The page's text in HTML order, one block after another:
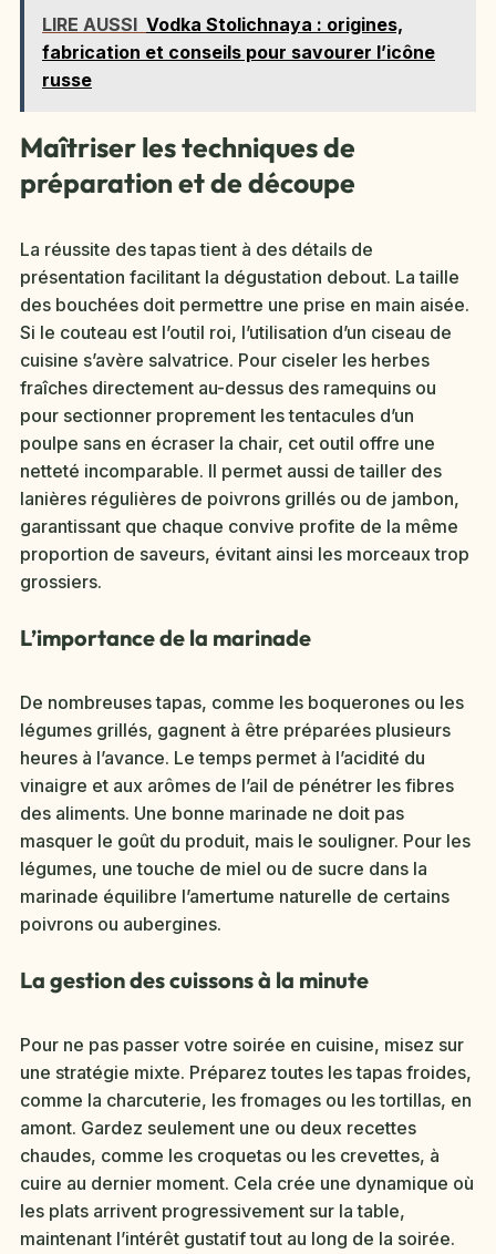
LIRE AUSSI Vodka Stolichnaya : origines,
fabrication et conseils pour savourer l’icône
russe
Maîtriser les techniques de
préparation et de découpe
La réussite des tapas tient à des détails de
présentation facilitant la dégustation debout. La taille
des bouchées doit permettre une prise en main aisée.
Si le couteau est l’outil roi, l’utilisation d’un ciseau de
cuisine s’avère salvatrice. Pour ciseler les herbes
fraîches directement au-dessus des ramequins ou
pour sectionner proprement les tentacules d’un
poulpe sans en écraser la chair, cet outil offre une
netteté incomparable. Il permet aussi de tailler des
lanières régulières de poivrons grillés ou de jambon,
garantissant que chaque convive profite de la même
proportion de saveurs, évitant ainsi les morceaux trop
grossiers.
L’importance de la marinade
De nombreuses tapas, comme les boquerones ou les
légumes grillés, gagnent à être préparées plusieurs
heures à l’avance. Le temps permet à l’acidité du
vinaigre et aux arômes de l’ail de pénétrer les fibres
des aliments. Une bonne marinade ne doit pas
masquer le goût du produit, mais le souligner. Pour les
légumes, une touche de miel ou de sucre dans la
marinade équilibre l’amertume naturelle de certains
poivrons ou aubergines.
La gestion des cuissons à la minute
Pour ne pas passer votre soirée en cuisine, misez sur
une stratégie mixte. Préparez toutes les tapas froides,
comme la charcuterie, les fromages ou les tortillas, en
amont. Gardez seulement une ou deux recettes
chaudes, comme les croquetas ou les crevettes, à
cuire au dernier moment. Cela crée une dynamique où
les plats arrivent progressivement sur la table,
maintenant l’intérêt gustatif tout au long de la soirée.